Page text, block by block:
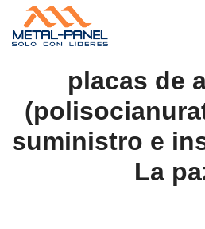
placas de
suministro e
La